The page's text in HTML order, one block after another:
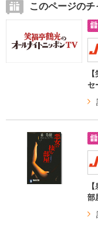
このページの
セ
部